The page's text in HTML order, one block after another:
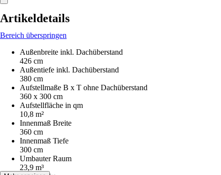
Artikeldetails
Bereich überspringen
Außenbreite inkl. Dachüberstand
426 cm
Außentiefe inkl. Dachüberstand
380 cm
Aufstellmaße B x T ohne Dachüberstand
360 x 300 cm
Aufstellfläche in qm
10,8 m²
Innenmaß Breite
360 cm
Innenmaß Tiefe
300 cm
Umbauter Raum
23,9 m³